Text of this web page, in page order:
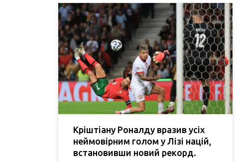
Кріштіану Роналду вразив усіх
неймовірним голом у Лізі націй,
встановивши новий рекорд.